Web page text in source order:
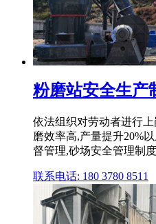
粉磨站安全生产
依法组织对劳动者进行
磨效率高,产量提升20%
督管理,砂场安全管理制
联系电话: 180 3780 8511